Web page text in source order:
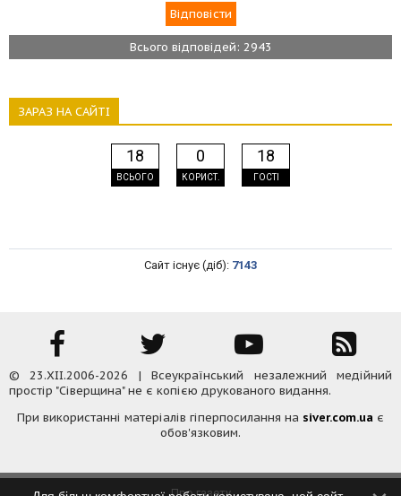
Всього відповідей: 2943
ЗАРАЗ НА САЙТІ
18
ВСЬОГО
0
КОРИСТ.
18
ГОСТІ
Сайт існує (діб): 7143
© 23.XII.2006-2026 | Всеукраїнський незалежний медійний
простір "Сіверщина" не є копією друкованого видання.
При використанні матеріалів гіперпосилання на siver.com.ua є
обов'язковим.
Про газету